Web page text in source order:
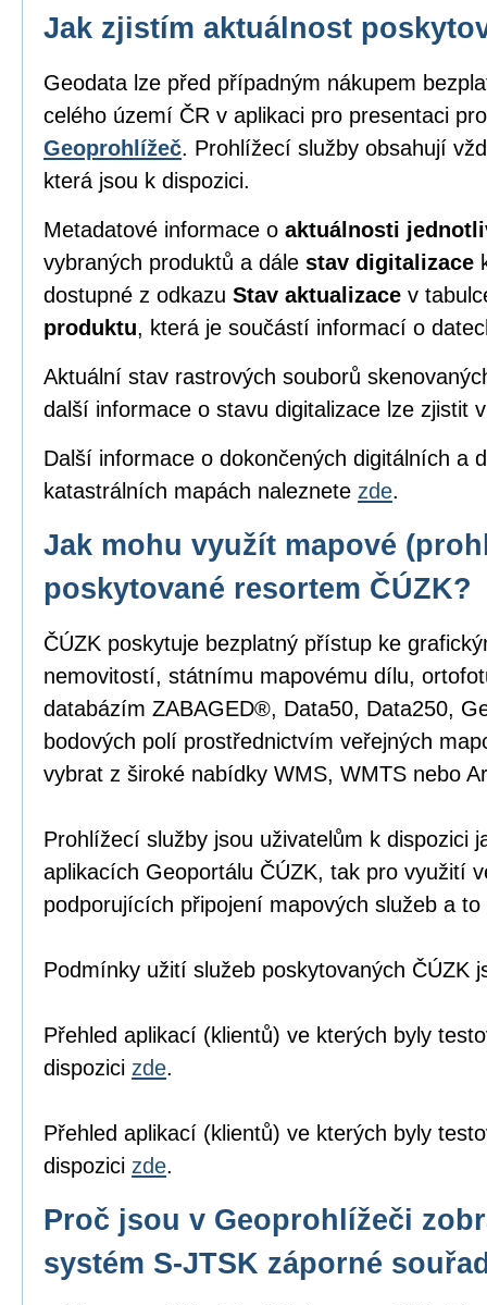
Jak zjistím aktuálnost
Geodata lze před případným nákupem
celého území ČR v aplikaci pro presentaci
Geoprohlížeč. Prohlížecí služby obsahují
která jsou k dispozici.
Metadatové informace o aktuálnosti
vybraných produktů a dále stav digitalizace
dostupné z odkazu Stav aktualizace v
produktu, která je součástí informací o
Aktuální stav rastrových souborů
další informace o stavu digitalizace lze zjistit
Další informace o dokončených digitálních a
katastrálních mapách naleznete zde.
Jak mohu využít mapové
poskytované resortem ČÚZK?
ČÚZK poskytuje bezplatný přístup ke
nemovitostí, státnímu mapovému dílu,
databázím ZABAGED®, Data50, Data250,
bodových polí prostřednictvím veřejných
vybrat z široké nabídky WMS, WMTS nebo
Prohlížecí služby jsou uživatelům k dispozici
aplikacích Geoportálu ČÚZK, tak pro využití
podporujících připojení mapových služeb a
Podmínky užití služeb poskytovaných ČÚZK
Přehled aplikací (klientů) ve kterých byly
dispozici zde.
Přehled aplikací (klientů) ve kterých byly
dispozici zde.
Proč jsou v Geoprohlížeči
systém S-JTSK záporné